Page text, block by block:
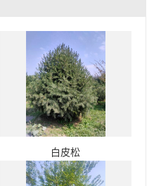
白皮松